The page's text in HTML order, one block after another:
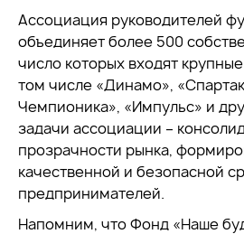
Ассоциация руководителей
объединяет более 500
число которых входят
том числе «Динамо»,
Чемпионика», «Импульс» и
задачи ассоциации –
прозрачности рынка,
качественной и безопасной
предпринимателей.
Напомним, что Фонд «Наше